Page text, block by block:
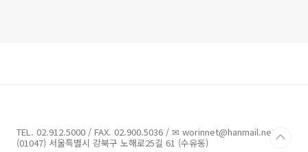
TEL. 02.912.5000 / FAX. 02.900.5036 / ✉ worinnet@hanmail.net /
(01047) 서울특별시 강북구 노해로25길 61 (수유동)